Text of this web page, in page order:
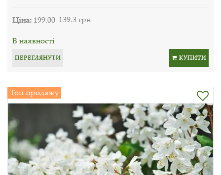
Ціна:199.00 139.3 грн
В наявності
ПЕРЕГЛЯНУТИ КУПИТИ
Топ продажу